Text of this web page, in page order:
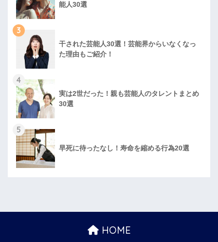
能人30選
3
干された芸能人30選！芸能界からいなくなっ
た理由もご紹介！
4
実は2世だった！親も芸能人のタレントまとめ
30選
5
早死に待ったなし！寿命を縮める行為20選
HOME